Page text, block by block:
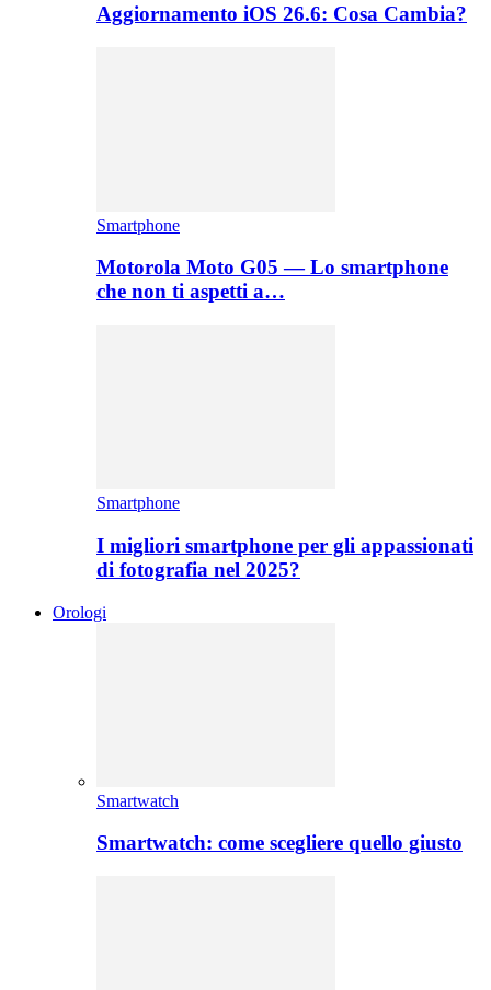
Aggiornamento iOS 26.6: Cosa Cambia?
Smartphone
Motorola Moto G05 — Lo smartphone
che non ti aspetti a…
Smartphone
I migliori smartphone per gli appassionati
di fotografia nel 2025?
Orologi
Smartwatch
Smartwatch: come scegliere quello giusto